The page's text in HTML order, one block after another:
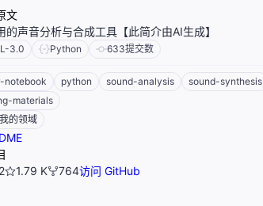
文
的声音分析与合成工具【此简介由AI生成】
3.0 Python 633提交数
notebook python sound-analysis
sound-synthesis
materials
的领域
1.79 K 764访问 GitHub